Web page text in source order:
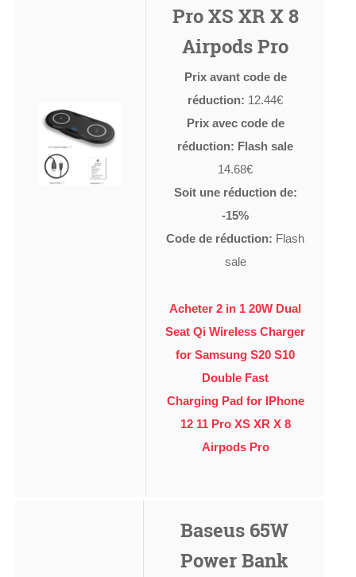
Pro XS XR X 8
Airpods Pro
Prix avant code de
réduction: 12.44€
Prix avec code de
réduction: Flash sale
14.68€
Soit une réduction de:
-15%
Code de réduction: Flash
sale
Acheter 2 in 1 20W Dual
Seat Qi Wireless Charger
for Samsung S20 S10
Double Fast
Charging Pad for IPhone
12 11 Pro XS XR X 8
Airpods Pro
Baseus 65W
Power Bank